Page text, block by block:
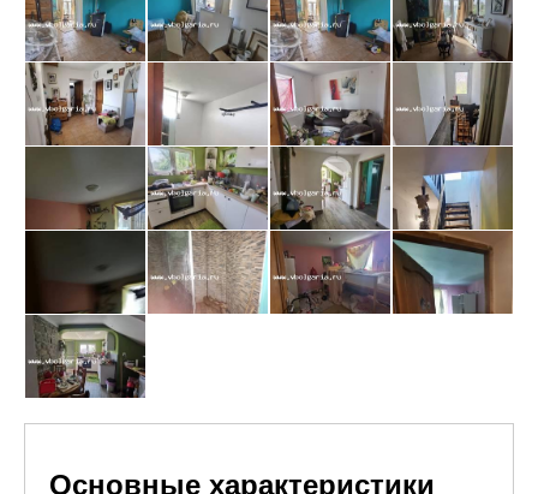
Основные характеристики